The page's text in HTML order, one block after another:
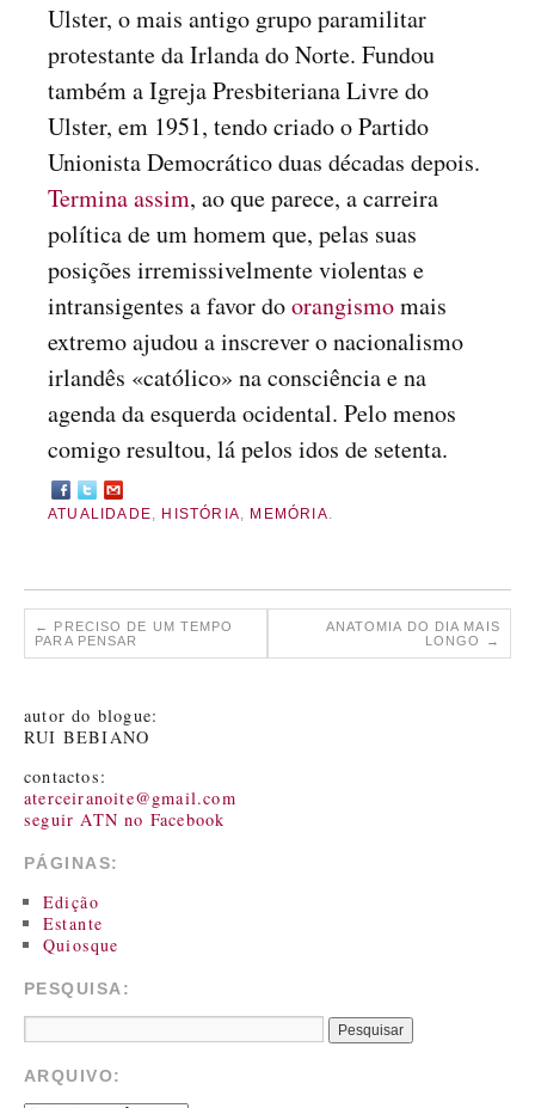
Ulster, o mais antigo grupo paramilitar
protestante da Irlanda do Norte. Fundou
também a Igreja Presbiteriana Livre do
Ulster, em 1951, tendo criado o Partido
Unionista Democrático duas décadas depois.
Termina assim, ao que parece, a carreira
política de um homem que, pelas suas
posições irremissivelmente violentas e
intransigentes a favor doorangismomais
extremo ajudou a inscrever o nacionalismo
irlandês «católico» na consciência e na
agenda da esquerda ocidental. Pelo menos
comigo resultou, lá pelos idos de setenta.
ATUALIDADE HISTÓRIA MEMÓRIA
←
PRECISO DE UM TEMPO
PARA PENSAR
ANATOMIA DO DIA MAIS
LONGO
→
autor do blogue:
RUI BEBIANO
contactos:
aterceiranoite@gmail.com
seguir ATN no Facebook
PÁGINAS:
Edição
Estante
Quiosque
PESQUISA:
ARQUIVO: